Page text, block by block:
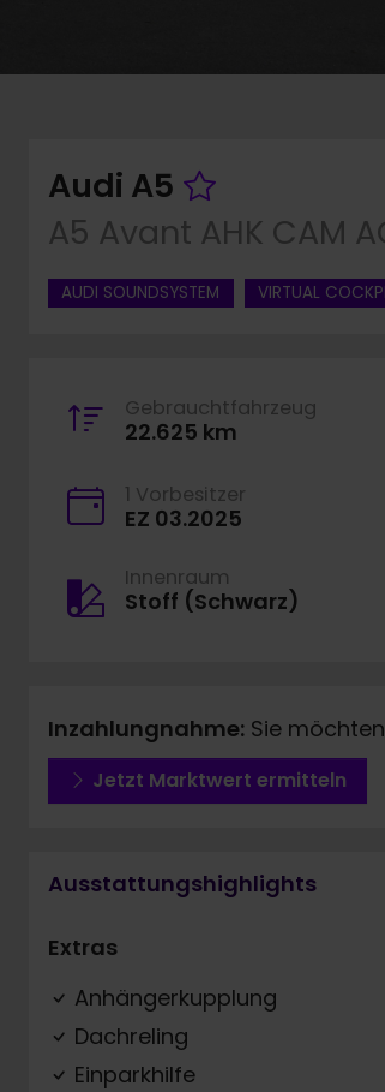
Audi A5 Fahrzeug
A5 Avant AHK CAM
AUDI SOUNDSYSTEM VIRTUAL
Gebrauchtfahrzeug
22.625 km
1 Vorbesitzer
EZ 03.2025
Innenraum
Stoff (Schwarz)
Inzahlungnahme: Sie
Jetzt Marktwert ermitteln
Ausstattungshighlights
Extras
Anhängerkupplung
Dachreling
Einparkhilfe